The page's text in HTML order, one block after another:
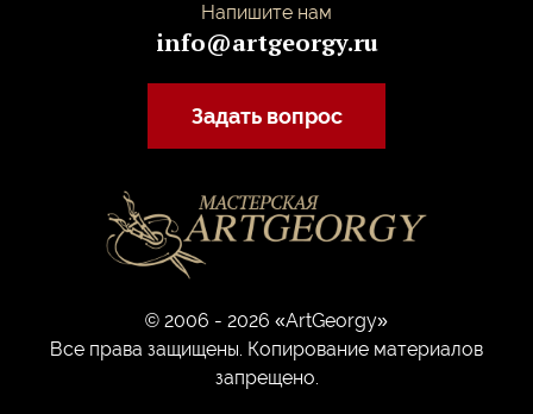
© 2006 - 2026 «ArtGeorgy»
Все права защищены. Копирование материалов
запрещено.
Напишите нам
info@artgeorgy.ru
Задать вопрос